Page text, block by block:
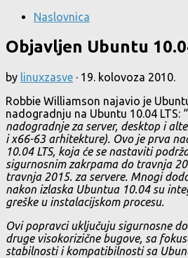
Naslovnica
Objavljen Ubuntu
by linuxzasve · 19. kolovoza 2010.
Robbie Williamson najavio je
nadogradnju na Ubuntu 10.04 LTS: “
nadogradnje za server, desktop i
i x66-63 arhitekture). Ovo je prva
10.04 LTS, koja će se nastaviti
sigurnosnim zakrpama do travnja
travnja 2015. za servere. Mnogi
nakon izlaska Ubuntua 10.04 su
greške u instalacijskom procesu.
Ovi popravci uključuju sigurnosne
druge visokorizične bugove, sa
stabilnosti i kompatibilnosti sa